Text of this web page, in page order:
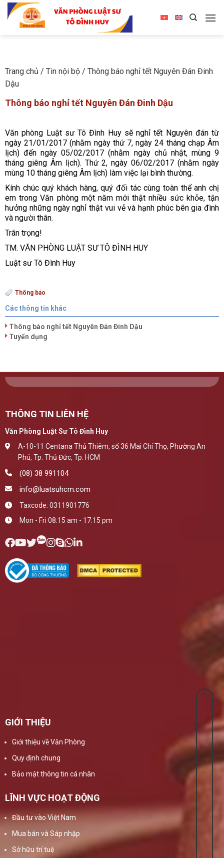
Trang chủ / Tin nội bộ / Thông báo nghỉ tết Nguyên Đán Đinh
Dậu
Thông báo nghỉ tết Nguyên Đán Đinh Dậu
Văn phòng Luật sư Tô Đình Huy sẽ nghỉ tết Nguyên đán từ
ngày 21/01/2017 (nhằm ngày thứ 7, ngày 24 tháng chạp Âm
lịch) đến ngày 05/02/2017 (nhằm ngày chủ nhật, mùng 9
tháng giêng Âm lịch). Thứ 2, ngày 06/02/2017 (nhằm ngày
mùng 10 tháng giêng Âm lịch) làm việc lại bình thường.
Kính chúc quý khách hàng, quý đối tác cùng toàn thể anh chị
em trong Văn phòng một năm mới thật nhiều sức khỏe, tận
hưởng những ngày nghỉ thật vui vẻ và hạnh phúc bên gia đình
và người thân.
Trân trọng!
TM. VĂN PHÒNG LUẬT SƯ TÔ ĐÌNH HUY
Luật sư Tô Đình Huy
Thông báo
Các thông tin khác
Thông báo nghỉ tết Nguyên Đán Đinh Dậu
Tuyển dụng
THÔNG TIN LIÊN HỆ
Văn Phòng Luật Sư Tô Đình Huy
A-10-11 Centana Thủ Thiêm, số 36 Mai Chí Thọ, Phường An
Phú, Tp. Thủ Đức, Tp. HCM
(08) 38 991104
info@luatsuhcm.com
Taxcode: 0311901776
Mon - Fri 08:15 am - 17:15 pm
GIỚI THIỆU
Giới thiệu về Văn Phòng
Quy định chung
Bảo mật thông tin cá nhân
LĨNH VỰC HOẠT ĐỘNG
Đầu tư vào Việt Nam
Mua bán và Sáp nhập
Sở hữu trí tuệ